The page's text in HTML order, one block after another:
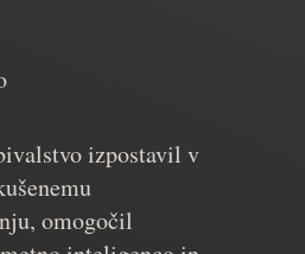
izpostavil v
omogočil